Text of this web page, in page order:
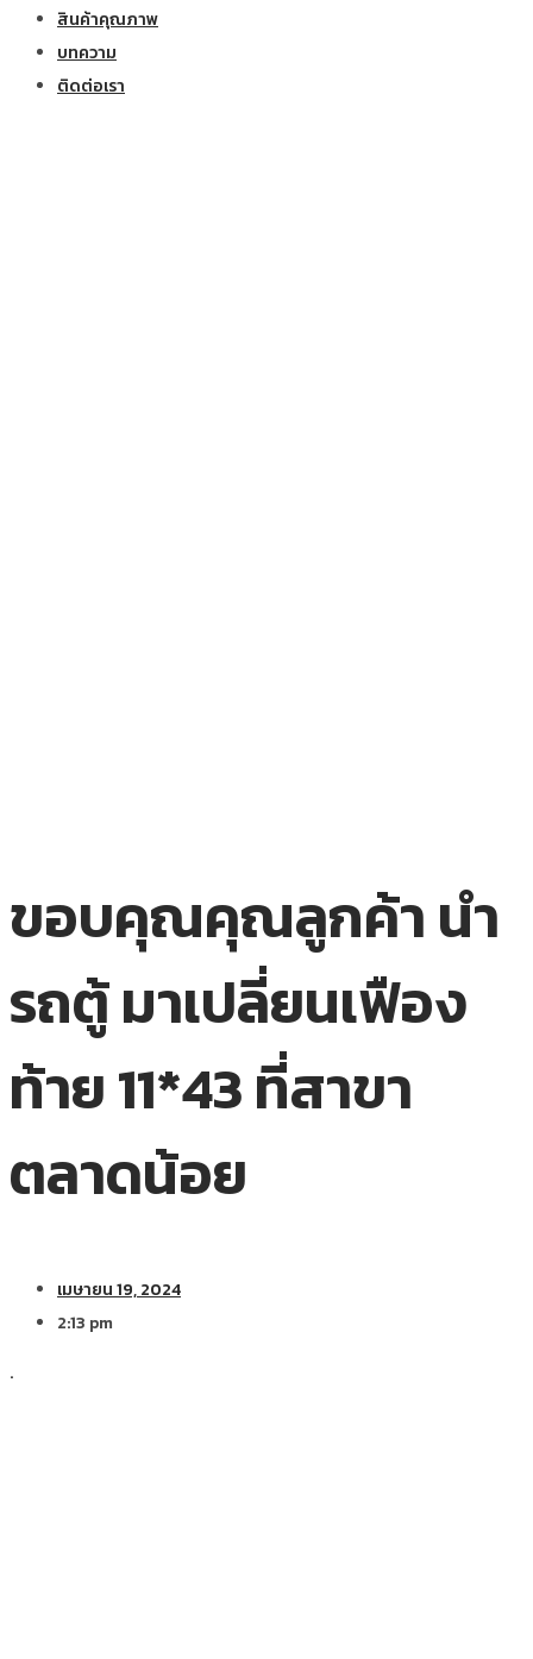
สินค้าคุณภาพ
บทความ
ติดต่อเรา
ขอบคุณคุณลูกค้า นำ
รถตู้ มาเปลี่ยนเฟือง
ท้าย 11*43 ที่สาขา
ตลาดน้อย
เมษายน 19, 2024
2:13 pm
.